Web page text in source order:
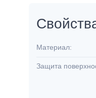
Материал:
Защита